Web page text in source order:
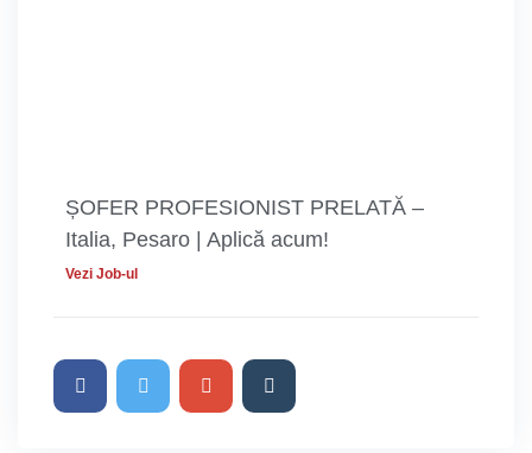
ȘOFER PROFESIONIST PRELATĂ –
Italia, Pesaro | Aplică acum!
Vezi Job-ul